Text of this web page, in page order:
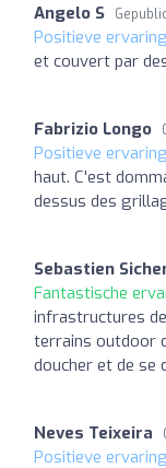
Angelo S
Positieve
et couvert par
Fabrizio Longo
Positieve
haut. C'est
dessus des
Sebastien
Fantastische
infrastructures
terrains outdoor
doucher et de se
Neves Teixeira
Positieve